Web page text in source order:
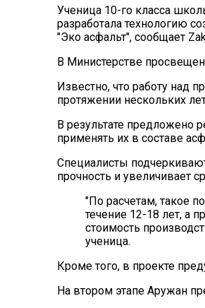
Ученица 10-го класса
разработала технологию
"Эко асфальт", сообщает
В Министерстве
Известно, что работу над
протяжении нескольких
В результате
применять их в составе
Специалисты
прочность и увеличивает
"По расчетам, такое
течение 12-18 лет, а
стоимость
ученица.
Кроме того, в проекте
На втором этапе Аружан